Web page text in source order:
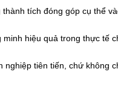
tích đóng góp cụ thể
hiệu quả trong thực tế
tiên tiến, chứ không